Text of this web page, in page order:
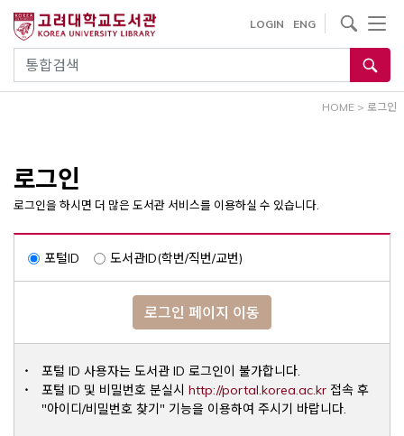
건
통합검색
LOGIN ENG
사이트내 검색
HOME > 로그인
로그인
로그인을 하시면 더 많은 도서관 서비스를 이용하실 수 있습니다.
포털ID 도서관ID(학번/직번/교번)
로그인 페이지 이동
포털 ID 사용자는 도서관 ID 로그인이 불가합니다.
포털 ID 및 비밀번호 분실시 http://portal.korea.ac.krOpens a
접속 후
"아이디/비밀번호 찾기" 기능을 이용하여 주시기 바랍니다.